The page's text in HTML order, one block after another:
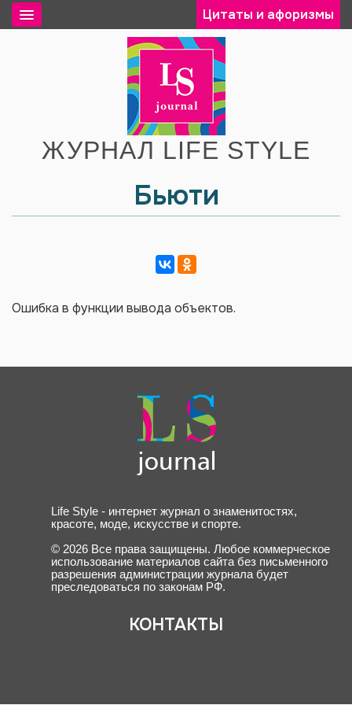
Цитаты и афоризмы
ЖУРНАЛ LIFE STYLE
Бьюти
Ошибка в функции вывода объектов.
Life Style - интернет журнал о знаменитостях,
красоте, моде, искусстве и спорте.
© 2026 Все права защищены. Любое коммерческое
использование материалов сайта без письменного
разрешения администрации журнала будет
преследоваться по законам РФ.
КОНТАКТЫ